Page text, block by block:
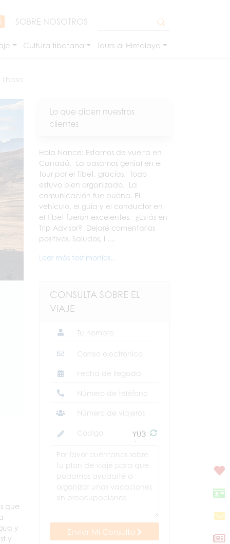
SOBRE NOSOTROS
Cultura tibetana Tours al Himalaya
que
y
y
Lo que dicen nuestros
clientes
Hola Nance: Estamos de vuelta en
Canadá. La pasamos genial en el
tour por el Tíbet, gracias. Todo
estuvo bien organizado. La
comunicación fue buena. El
vehículo, el guía y el conductor en
el Tíbet fueron excelentes. ¿Estás en
Trip Advisor? Dejaré comentarios
positivos. Saludos, I ....
Leer más testimonios...
CONSULTA SOBRE EL
VIAJE
Enviar Mi Consulta